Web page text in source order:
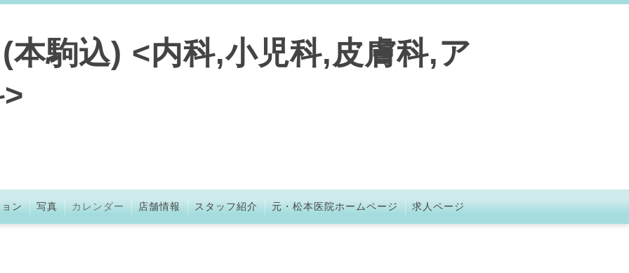
駒込) <内科,小児科,皮膚科,ア
ン 写真 カレンダー 店舗情報 スタッフ紹介 元・松本医院ホームページ 求人ページ